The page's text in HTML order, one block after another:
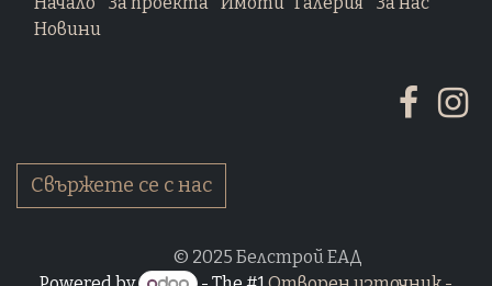
Новини
Свържете се с нас
​ © 2025 Белстрой ЕАД